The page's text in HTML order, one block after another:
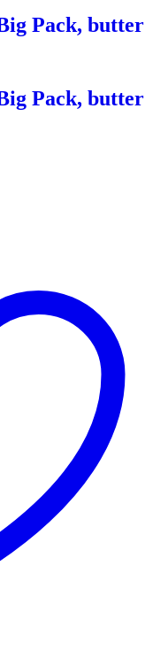
Pack, butter
Pack, butter